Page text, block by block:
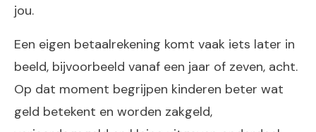
jou.
Een eigen betaalrekening komt vaak iets later in
beeld, bijvoorbeeld vanaf een jaar of zeven, acht.
Op dat moment begrijpen kinderen beter wat
geld betekent en worden zakgeld,